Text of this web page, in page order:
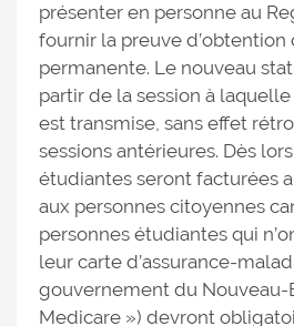
présenter en personne au
fournir la preuve d’obtention
permanente. Le nouveau
partir de la session à
est transmise, sans effet
sessions antérieures. Dès
étudiantes seront facturées
aux personnes citoyennes
personnes étudiantes qui
leur carte d’assurance-
gouvernement du Nouveau-
Medicare ») devront